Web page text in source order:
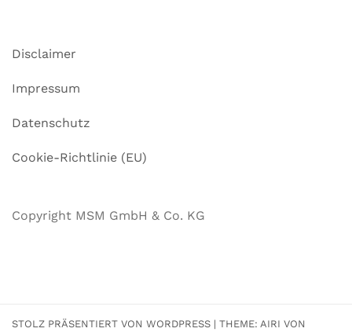
Disclaimer
Impressum
Datenschutz
Cookie-Richtlinie (EU)
Copyright MSM GmbH & Co. KG
STOLZ PRÄSENTIERT VON WORDPRESS | THEME: AIRI VON